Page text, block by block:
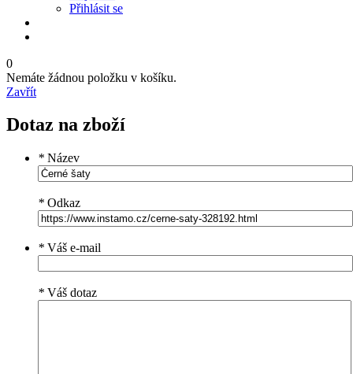
Přihlásit se
0
Nemáte žádnou položku v košíku.
Zavřít
Dotaz na zboží
* Název
* Odkaz
* Váš e-mail
* Váš dotaz